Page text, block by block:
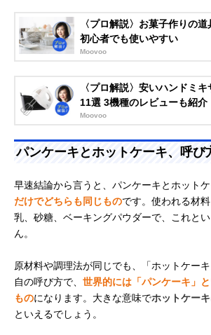
〈プロ解説〉お菓子作りの
初心者でも使いやすい
Moovoo
〈プロ解説〉安いハンドミ
11選 3機種のレビューも紹介
Moovoo
パンケーキとホットケーキ、呼び
早速結論から言うと、パンケーキとホット
だけでどちらも同じものです。使われる材
乳、砂糖、ベーキングパウダーで、これと
ん。
原材料や調理法が同じでも、「ホットケー
自の呼び方で、 世界的には「パンケーキ」
ものになります。大きな意味でホットケー
といえるでしょう。